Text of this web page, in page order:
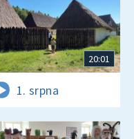
20:01
1. srpna